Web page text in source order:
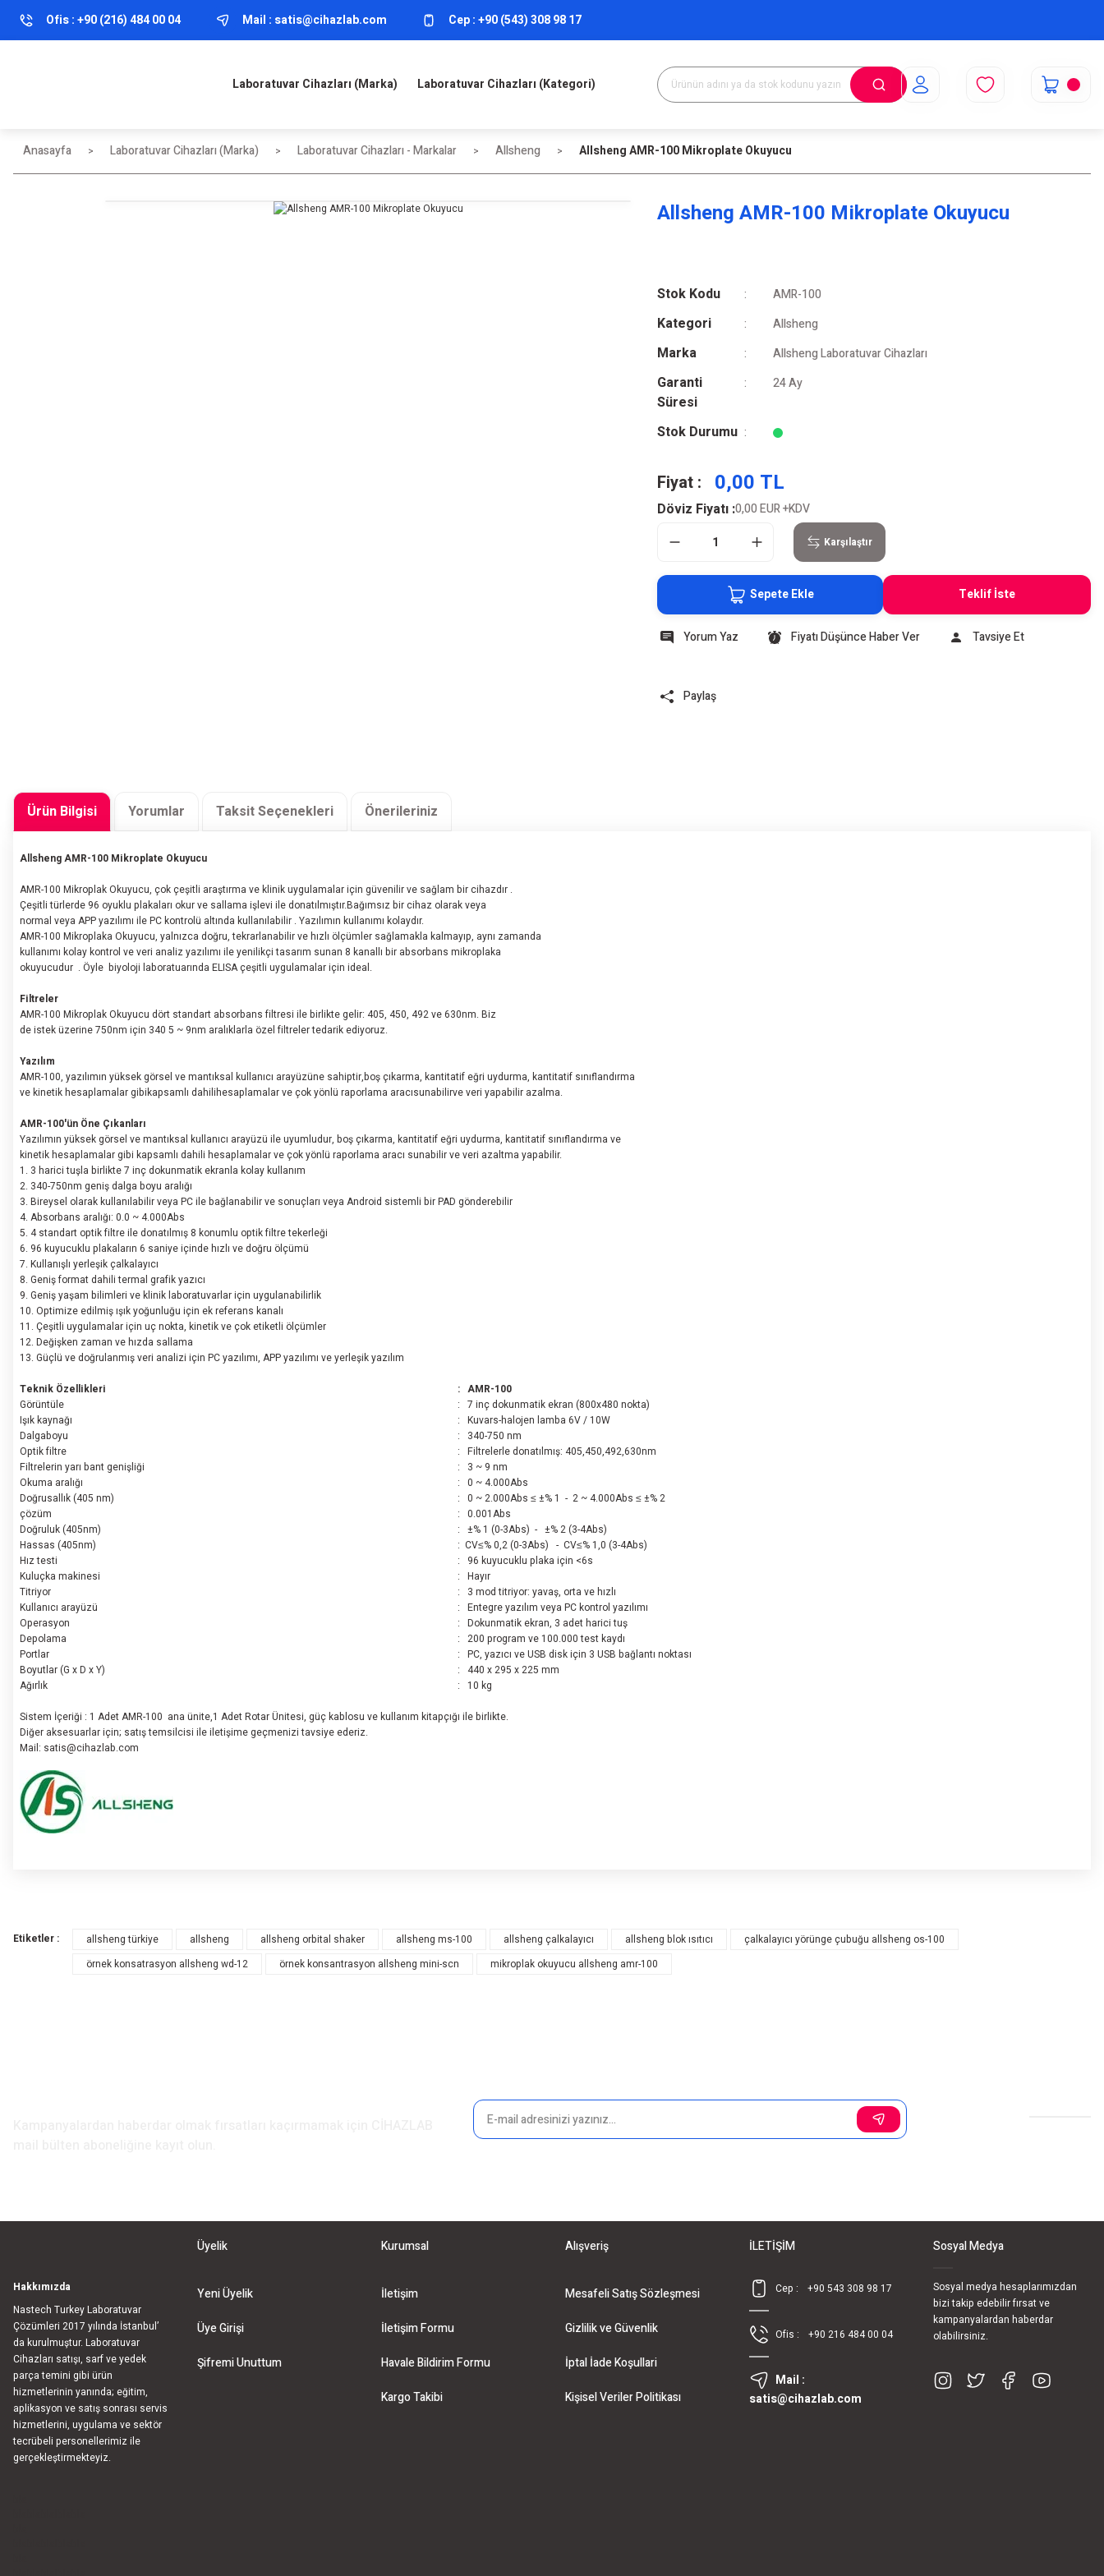
Ofis :+90 (216) 484 00 04 Mail : satis@cihazlab.com Cep :+90 (543) 308 98 17
Laboratuvar Cihazları (Marka) Laboratuvar Cihazları (Kategori)
Anasayfa Laboratuvar Cihazları (Marka) Laboratuvar Cihazları - Markalar Allsheng Allsheng AMR-100 Mikroplate Okuyucu
Allsheng AMR-100 Mikroplate Okuyucu
Stok Kodu AMR-100
Kategori Allsheng
Marka Allsheng Laboratuvar Cihazları
Garanti
Süresi
24 Ay
Stok Durumu
Fiyat : 0,00 TL
Döviz Fiyatı :0,00 EUR+KDV
Karşılaştır
Sepete Ekle Teklif İste
Yorum Yaz Fiyatı Düşünce Haber Ver Tavsiye Et
Paylaş
Ürün Bilgisi Yorumlar Taksit Seçenekleri Önerileriniz
Allsheng AMR-100 Mikroplate Okuyucu
AMR-100 Mikroplak Okuyucu, çok çeşitli araştırma ve klinik uygulamalar için güvenilir ve sağlam bir cihazdır .
Çeşitli türlerde 96 oyuklu plakaları okur ve sallama işlevi ile donatılmıştır.Bağımsız bir cihaz olarak veya
normal veya APP yazılımı ile PC kontrolü altında kullanılabilir . Yazılımın kullanımı kolaydır.
AMR-100 Mikroplaka Okuyucu, yalnızca doğru, tekrarlanabilir ve hızlı ölçümler sağlamakla kalmayıp, aynı zamanda
kullanımı kolay kontrol ve veri analiz yazılımı ile yenilikçi tasarım sunan 8 kanallı bir absorbans mikroplaka
okuyucudur . Öyle biyoloji laboratuarında ELISA çeşitli uygulamalar için ideal.
Filtreler
AMR-100 Mikroplak Okuyucu dört standart absorbans filtresi ile birlikte gelir: 405, 450, 492 ve 630nm. Biz
de istek üzerine 750nm için 340 5 ~ 9nm aralıklarla özel filtreler tedarik ediyoruz.
Yazılım
AMR-100, yazılımın yüksek görsel ve mantıksal kullanıcı arayüzüne sahiptir,boş çıkarma, kantitatif eğri uydurma, kantitatif sınıflandırma
ve kinetik hesaplamalar gibikapsamlı dahilihesaplamalar ve çok yönlü raporlama aracısunabilirve veri yapabilir azalma.
AMR-100'ün Öne Çıkanları
Yazılımın yüksek görsel ve mantıksal kullanıcı arayüzü ile uyumludur, boş çıkarma, kantitatif eğri uydurma, kantitatif sınıflandırma ve
kinetik hesaplamalar gibi kapsamlı dahili hesaplamalar ve çok yönlü raporlama aracı sunabilir ve veri azaltma yapabilir.
1. 3 harici tuşla birlikte 7 inç dokunmatik ekranla kolay kullanım
2. 340-750nm geniş dalga boyu aralığı
3. Bireysel olarak kullanılabilir veya PC ile bağlanabilir ve sonuçları veya Android sistemli bir PAD gönderebilir
4. Absorbans aralığı: 0.0 ~ 4.000Abs
5. 4 standart optik filtre ile donatılmış 8 konumlu optik filtre tekerleği
6. 96 kuyucuklu plakaların 6 saniye içinde hızlı ve doğru ölçümü
7. Kullanışlı yerleşik çalkalayıcı
8. Geniş format dahili termal grafik yazıcı
9. Geniş yaşam bilimleri ve klinik laboratuvarlar için uygulanabilirlik
10. Optimize edilmiş ışık yoğunluğu için ek referans kanalı
11. Çeşitli uygulamalar için uç nokta, kinetik ve çok etiketli ölçümler
12. Değişken zaman ve hızda sallama
13. Güçlü ve doğrulanmış veri analizi için PC yazılımı, APP yazılımı ve yerleşik yazılım
Teknik Özellikleri : AMR-100
Görüntüle
: 7 inç dokunmatik ekran (800x480 nokta)
Işık kaynağı
: Kuvars-halojen lamba 6V / 10W
Dalgaboyu
:
340-750 nm
Optik filtre
: Filtrelerle donatılmış: 405,450,492,630nm
Filtrelerin yarı bant genişliği
:
3 ~ 9 nm
Okuma aralığı
: 0 ~ 4.000Abs
Doğrusallık (405 nm)
: 0 ~ 2.000Abs ≤ ±% 1 - 2 ~ 4.000Abs ≤ ±% 2
çözüm
: 0.001Abs
Doğruluk (405nm)
: ±% 1 (0-3Abs) - ±% 2 (3-4Abs)
Hassas (405nm)
: CV≤% 0,2 (0-3Abs) - CV≤% 1,0 (3-4Abs)
Hız testi
:
96 kuyucuklu plaka için <6s
Kuluçka makinesi
: Hayır
Titriyor
:
3 mod titriyor: yavaş, orta ve hızlı
Kullanıcı arayüzü
: Entegre yazılım veya PC kontrol yazılımı
Operasyon
: Dokunmatik ekran, 3 adet harici tuş
Depolama
: 200 program ve 100.000 test kaydı
Portlar
: PC, yazıcı ve USB disk için 3 USB bağlantı noktası
Boyutlar (G x D x Y)
:
440 x 295 x 225 mm
Ağırlık
: 10 kg
Sistem İçeriği : 1 Adet AMR-100 ana ünite,1 Adet Rotar Ünitesi, güç kablosu ve kullanım kitapçığı ile birlikte.
Diğer aksesuarlar için; satış temsilcisi ile iletişime geçmenizi tavsiye ederiz.
Mail: satis@cihazlab.com
Yorum Yaz
Etiketler : allsheng türkiye allsheng allsheng orbital shaker allsheng ms-100 allsheng çalkalayıcı allsheng blok ısıtıcı
çalkalayıcı yörünge çubuğu allsheng os-100
örnek konsatrasyon allsheng wd-12
örnek konsantrasyon allsheng mini-scn mikroplak okuyucu allsheng amr-100
Hakkımızda
Nastech Turkey Laboratuvar
Çözümleri 2017 yılında İstanbul’
da kurulmuştur. Laboratuvar
Cihazları satışı, sarf ve yedek
parça temini gibi ürün
hizmetlerinin yanında; eğitim,
aplikasyon ve satış sonrası servis
hizmetlerini, uygulama ve sektör
tecrübeli personellerimiz ile
gerçekleştirmekteyiz.
Üyelik
Yeni Üyelik
Üye Girişi
Şifremi Unuttum
Kurumsal
İletişim
İletişim Formu
Havale Bildirim Formu
Kargo Takibi
Alışveriş
Mesafeli Satış Sözleşmesi
Gizlilik ve Güvenlik
İptal İade Koşullari
Kişisel Veriler Politikası
İLETİŞİM
Cep : +90 543 308 98 17
Ofis : +90 216 484 00 04
Mail :
satis@cihazlab.com
Sosyal Medya
Sosyal medya hesaplarımızdan
bizi takip edebilir fırsat ve
kampanyalardan haberdar
olabilirsiniz.